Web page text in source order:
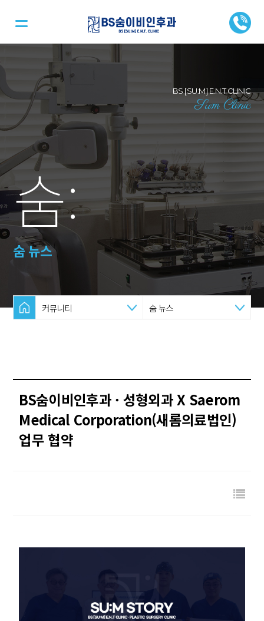
BS [SU:M] E.N.T CLINIC
Sum Clinic
숨:
숨 뉴스
커뮤니티 숨 뉴스
BS숨이비인후과 · 성형외과 X Saerom
Medical Corporation(새롬의료법인)
업무 협약